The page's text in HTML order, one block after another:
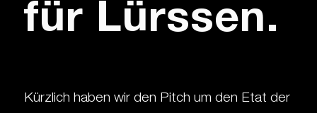
für Lürssen.
Kürzlich haben wir den Pitch um den Etat der